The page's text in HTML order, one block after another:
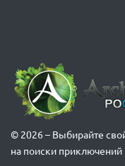
© 2026 – Выбирайте
на поиски приключений